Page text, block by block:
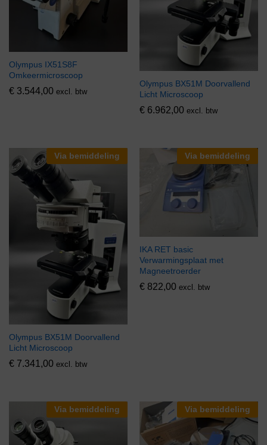
Olympus IX51S8F
Omkeermicroscoop
€ 3.544,00 excl. btw
Olympus BX51M Doorvallend
Licht Microscoop
€ 6.962,00 excl. btw
Via bemiddeling
Olympus BX51M Doorvallend
Licht Microscoop
€ 7.341,00 excl. btw
Via bemiddeling
IKA RET basic
Verwarmingsplaat met
Magneetroerder
€ 822,00 excl. btw
Via bemiddeling Via bemiddeling